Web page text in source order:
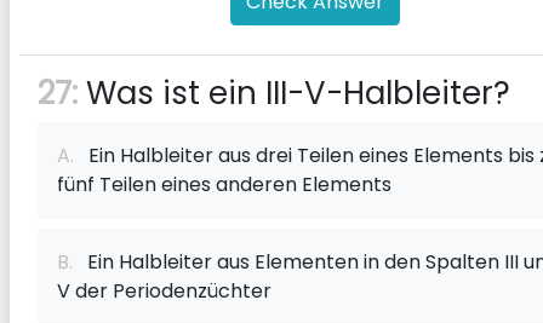
27:Was ist ein III-V-Halbleiter?
A. Ein Halbleiter aus drei Teilen eines Elements bis
fünf Teilen eines anderen Elements
B. Ein Halbleiter aus Elementen in den Spalten III
V der Periodenzüchter